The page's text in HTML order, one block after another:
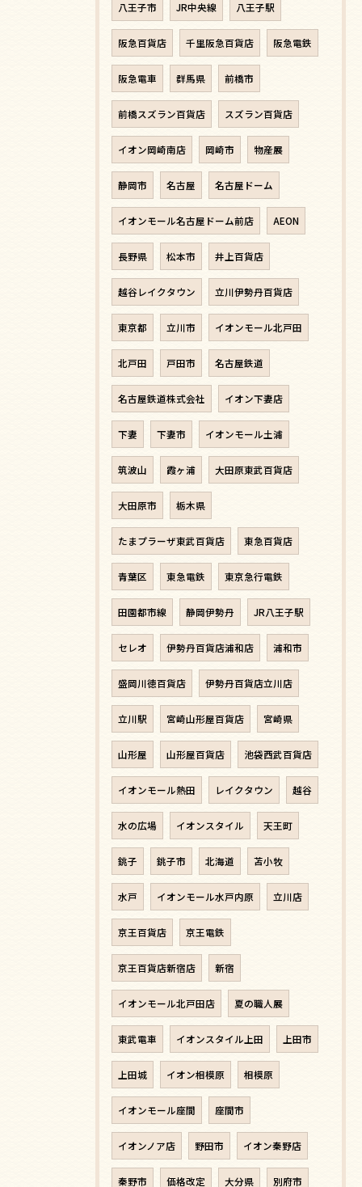
八王子市 JR中央線 八王子駅
阪急百貨店 千里阪急百貨店 阪急電鉄
阪急電車 群馬県 前橋市
前橋スズラン百貨店 スズラン百貨店
イオン岡崎南店 岡崎市 物産展
静岡市 名古屋 名古屋ドーム
イオンモール名古屋ドーム前店 AEON
長野県 松本市 井上百貨店
越谷レイクタウン 立川伊勢丹百貨店
東京都 立川市 イオンモール北戸田
北戸田 戸田市 名古屋鉄道
名古屋鉄道株式会社 イオン下妻店
下妻 下妻市 イオンモール土浦
筑波山 霞ヶ浦 大田原東武百貨店
大田原市 栃木県
たまプラーザ東武百貨店 東急百貨店
青葉区 東急電鉄 東京急行電鉄
田園都市線 静岡伊勢丹 JR八王子駅
セレオ 伊勢丹百貨店浦和店 浦和市
盛岡川徳百貨店 伊勢丹百貨店立川店
立川駅 宮崎山形屋百貨店 宮崎県
山形屋 山形屋百貨店 池袋西武百貨店
イオンモール熱田 レイクタウン 越谷
水の広場 イオンスタイル 天王町
銚子 銚子市 北海道 苫小牧
水戸 イオンモール水戸内原 立川店
京王百貨店 京王電鉄
京王百貨店新宿店 新宿
イオンモール北戸田店 夏の職人展
東武電車 イオンスタイル上田 上田市
上田城 イオン相模原 相模原
イオンモール座間 座間市
イオンノア店 野田市 イオン秦野店
秦野市 価格改定 大分県 別府市